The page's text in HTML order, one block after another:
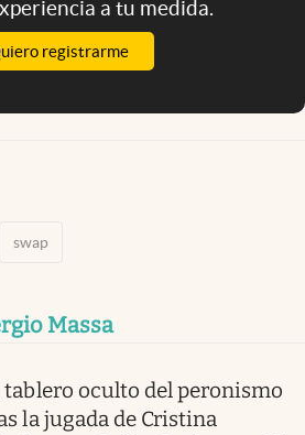
a tu medida.
registrarme
swap
Massa
tablero oculto del peronismo
la jugada de Cristina